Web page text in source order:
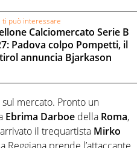
ti può interessare
Calciomercato Serie B
Padova colpo Pompetti, il
annuncia Bjarkason
mercato. Pronto un
Ebrima Darboe della Roma,
il trequartista Mirko